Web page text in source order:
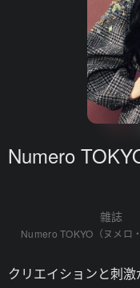
Numero
雜誌
Numero TOKYO（ヌメロ
クリエイションと刺